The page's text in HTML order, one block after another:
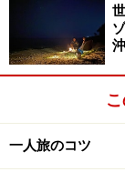
一人旅のコツ